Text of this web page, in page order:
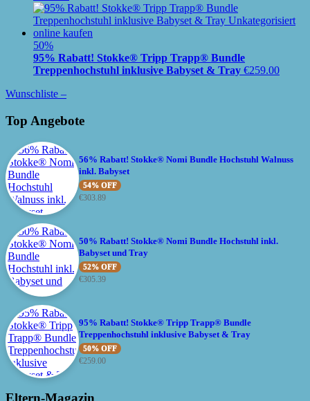
50%
95% Rabatt! Stokke® Tripp Trapp® Bundle
Treppenhochstuhl inklusive Babyset & Tray €259.00
Wunschliste –
Top Angebote
56% Rabatt! Stokke® Nomi Bundle Hochstuhl Walnuss
inkl. Babyset
54% OFF
€303.89
50% Rabatt! Stokke® Nomi Bundle Hochstuhl inkl.
Babyset und Tray
52% OFF
€305.39
95% Rabatt! Stokke® Tripp Trapp® Bundle
Treppenhochstuhl inklusive Babyset & Tray
50% OFF
€259.00